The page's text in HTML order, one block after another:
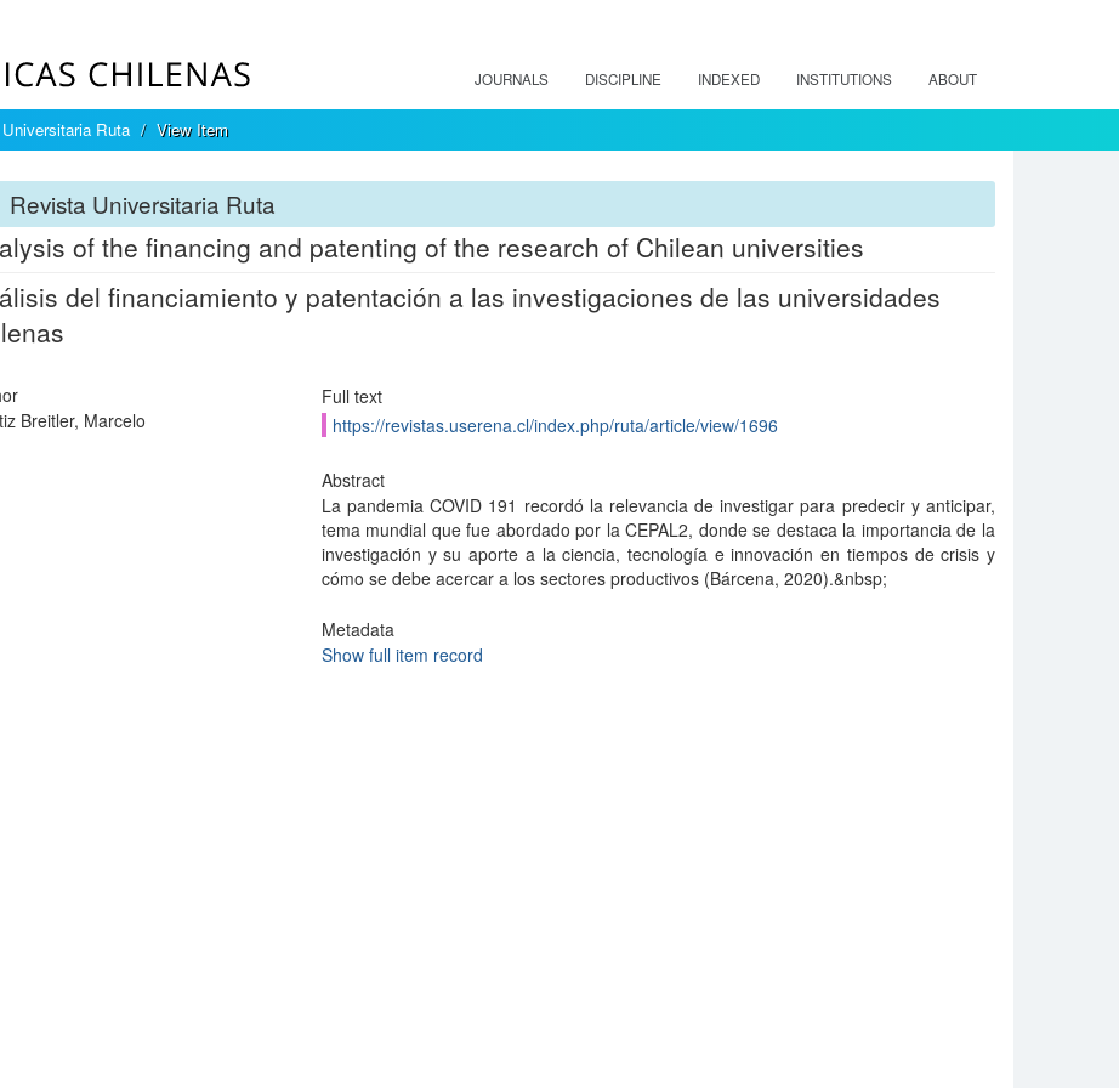
JOURNALS DISCIPLINE INDEXED INSTITUTIONS ABOUT
Ruta View Item
Revista Universitaria Ruta
of the financing and patenting of the research of Chilean universities
del financiamiento y patentación a las investigaciones de las universidades
Breitler, Marcelo
Full text
https://revistas.userena.cl/index.php/ruta/article/view/1696
Abstract
La pandemia COVID 191 recordó la relevancia de investigar para predecir y anticipar,
tema mundial que fue abordado por la CEPAL2, donde se destaca la importancia de la
investigación y su aporte a la ciencia, tecnología e innovación en tiempos de crisis y
cómo se debe acercar a los sectores productivos (Bárcena, 2020).&nbsp;
Metadata
Show full item record